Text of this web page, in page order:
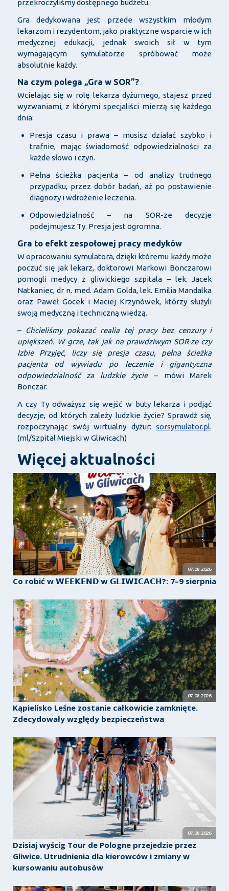
przekroczyliśmy dostępnego budżetu.
Gra dedykowana jest przede wszystkim młodym
lekarzom i rezydentom, jako praktyczne wsparcie w ich
medycznej edukacji, jednak swoich sił w tym
wymagającym symulatorze spróbować może
absolutnie każdy.
Na czym polega „Gra w SOR”?
Wcielając się w rolę lekarza dyżurnego, stajesz przed
wyzwaniami, z którymi specjaliści mierzą się każdego
dnia:
Presja czasu i prawa – musisz działać szybko i
trafnie, mając świadomość odpowiedzialności za
każde słowo i czyn.
Pełna ścieżka pacjenta – od analizy trudnego
przypadku, przez dobór badań, aż po postawienie
diagnozy i wdrożenie leczenia.
Odpowiedzialność – na SOR-ze decyzje
podejmujesz Ty. Presja jest ogromna.
Gra to efekt zespołowej pracy medyków
W opracowaniu symulatora, dzięki któremu każdy może
poczuć się jak lekarz, doktorowi Markowi Bonczarowi
pomogli medycy z gliwickiego szpitala – lek. Jacek
Natkaniec, dr n. med. Adam Golda, lek. Emilia Mandalka
oraz Paweł Gocek i Maciej Krzynówek, którzy służyli
swoją medyczną i techniczną wiedzą.
– Chcieliśmy pokazać realia tej pracy bez cenzury i
upiększeń. W grze, tak jak na prawdziwym SOR-ze czy
Izbie Przyjęć, liczy się presja czasu, pełna ścieżka
pacjenta od wywiadu po leczenie i gigantyczna
odpowiedzialność za ludzkie życie– mówi Marek
Bonczar.
A czy Ty odważysz się wejść w buty lekarza i podjąć
decyzje, od których zależy ludzkie życie? Sprawdź się,
rozpoczynając swój wirtualny dyżur:sorsymulator.pl.
(ml/Szpital Miejski w Gliwicach)
Więcej aktualności
07.08.2026
Co robić w 𝗪𝗘𝗘𝗞𝗘𝗡𝗗 𝘄 𝗚𝗟𝗜𝗪𝗜𝗖𝗔𝗖𝗛?: 7–9 sierpnia
07.08.2026
Kąpielisko Leśne zostanie całkowicie zamknięte.
Zdecydowały względy bezpieczeństwa
07.08.2026
Dzisiaj wyścig Tour de Pologne przejedzie przez
Gliwice. Utrudnienia dla kierowców i zmiany w
kursowaniu autobusów